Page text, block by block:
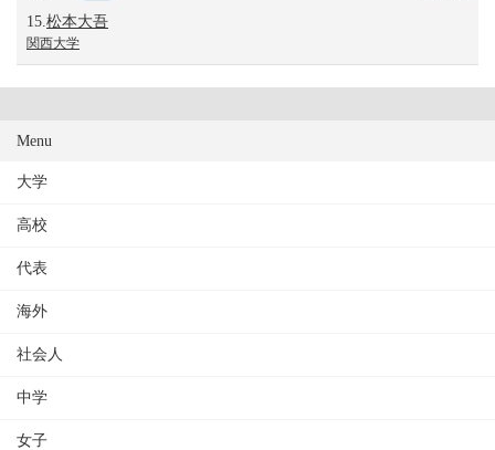
15. 松本大吾
関西大学
Menu
大学
高校
代表
海外
社会人
中学
女子